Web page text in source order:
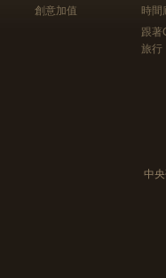
創意加值
時間
跟
旅行
中